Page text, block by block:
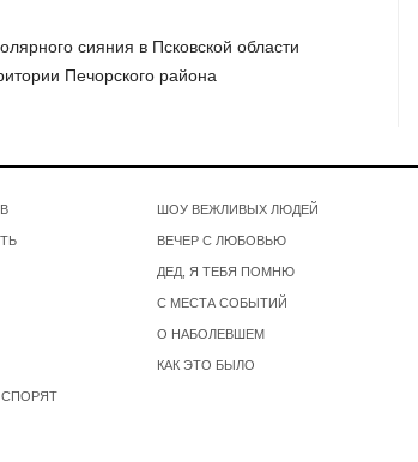
сияния в Псковской области
Печорского района
ШОУ ВЕЖЛИВЫХ ЛЮДЕЙ
ВЕЧЕР С ЛЮБОВЬЮ
ДЕД, Я ТЕБЯ ПОМНЮ
С МЕСТА СОБЫТИЙ
О НАБОЛЕВШЕМ
КАК ЭТО БЫЛО